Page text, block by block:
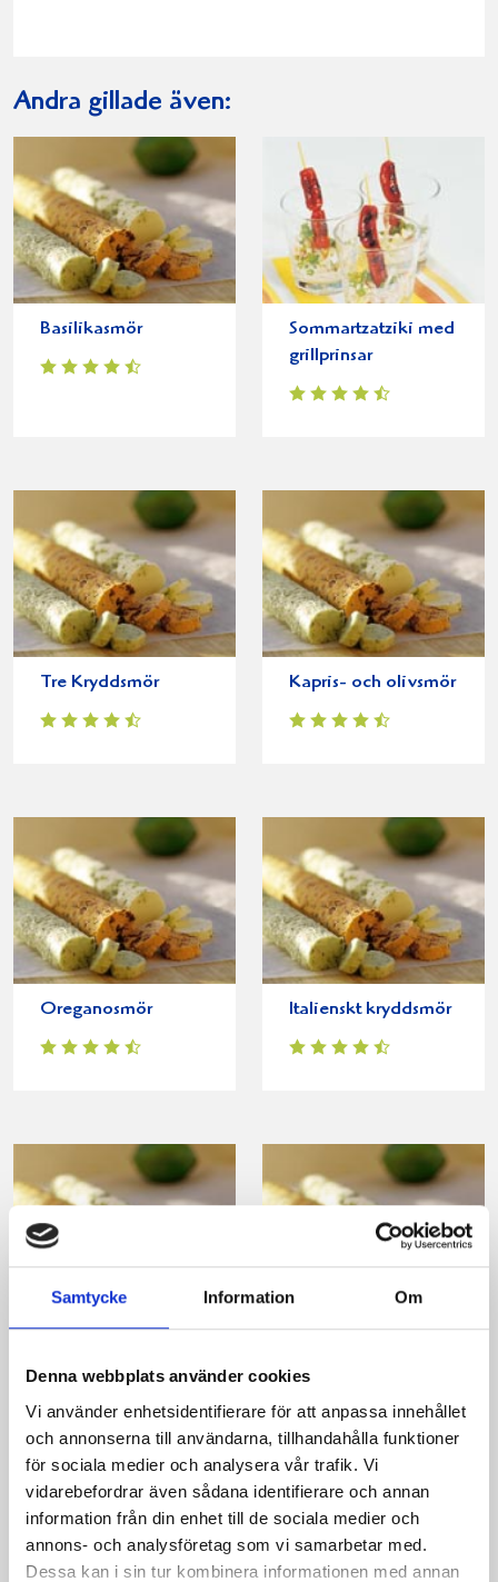
Samtycke Information Om
Denna webbplats använder cookies
Vi använder enhetsidentifierare för att anpassa innehållet
och annonserna till användarna, tillhandahålla funktioner
för sociala medier och analysera vår trafik. Vi
vidarebefordrar även sådana identifierare och annan
information från din enhet till de sociala medier och
annons- och analysföretag som vi samarbetar med.
Dessa kan i sin tur kombinera informationen med annan
Andra gillade även:
Basilikasmör
Sommartzatziki med
grillprinsar
Tre Kryddsmör Kapris- och olivsmör
Oreganosmör Italienskt kryddsmör
Produkter i receptet: